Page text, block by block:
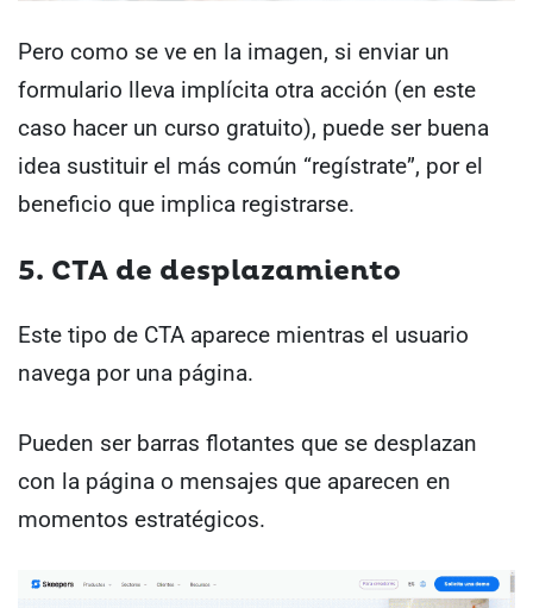
Pero como se ve en la imagen, si enviar un
formulario lleva implícita otra acción (en este
caso hacer un curso gratuito), puede ser buena
idea sustituir el más común “regístrate”, por el
beneficio que implica registrarse.
5. CTA de desplazamiento
Este tipo de CTA aparece mientras el usuario
navega por una página.
Pueden ser barras flotantes que se desplazan
con la página o mensajes que aparecen en
momentos estratégicos.